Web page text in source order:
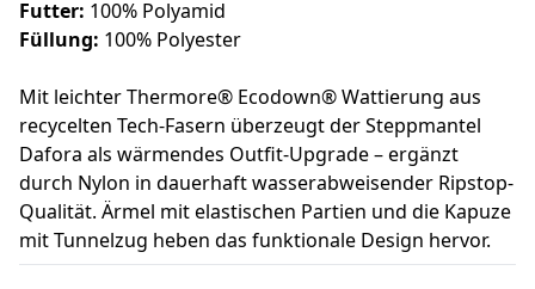
Futter: 100% Polyamid
Füllung: 100% Polyester
Mit leichter Thermore® Ecodown® Wattierung aus
recycelten Tech-Fasern überzeugt der Steppmantel
Dafora als wärmendes Outfit-Upgrade – ergänzt
durch Nylon in dauerhaft wasserabweisender Ripstop-
Qualität. Ärmel mit elastischen Partien und die Kapuze
mit Tunnelzug heben das funktionale Design hervor.